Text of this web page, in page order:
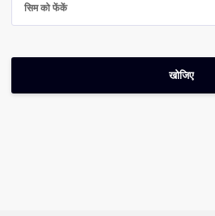
सिम को फेंकें